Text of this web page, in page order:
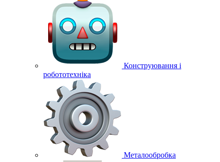
Конструювання і
робототехніка
Металообробка